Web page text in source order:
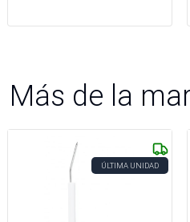
Más de la
ÚLTIMA UNIDAD